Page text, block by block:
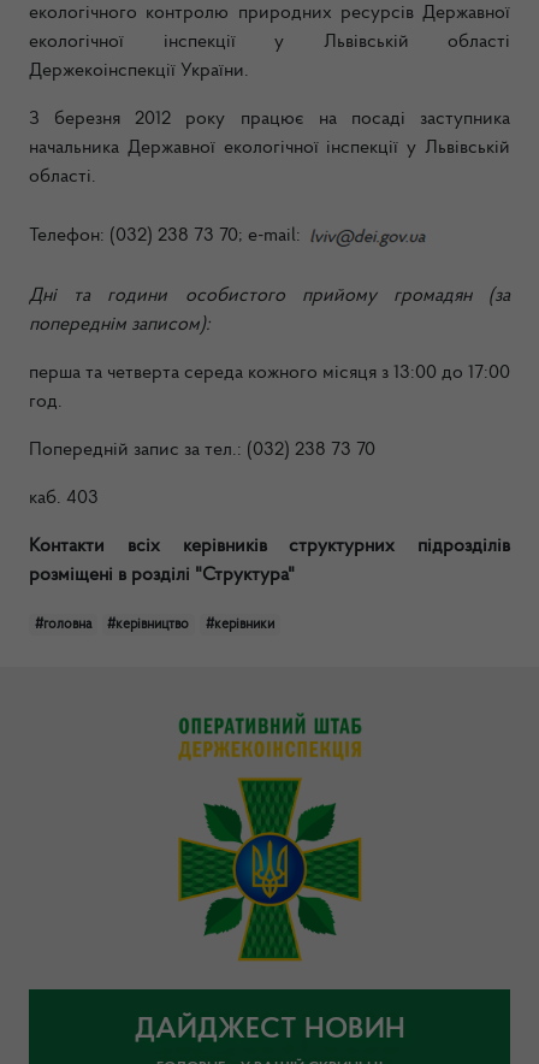
екологічного контролю природних ресурсів Державної
екологічної інспекції у Львівській області
Держекоінспекції України.
З березня 2012 року працює на посаді заступника
начальника Державної екологічної інспекції у Львівській
області.
Телефон: (032) 238 73 70; e-mail:
Дні та години особистого прийому громадян (за
попереднім записом):
перша та четверта середа кожного місяця з 13:00 до 17:00
год.
Попередній запис за тел.: (032) 238 73 70
каб. 403
Контакти всіх керівників структурних підрозділів
розміщені в розділі "Структура"
#головна #керівництво #керівники
ДАЙДЖЕСТ НОВИН